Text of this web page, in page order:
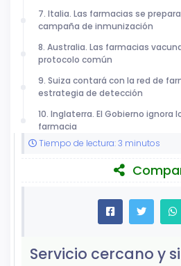
7. Italia. Las farmacias se
campaña de inmunización
8. Australia. Las farmacias
protocolo común
9. Suiza contará con la red de
estrategia de detección
10. Inglaterra. El Gobierno ignora
farmacia
Tiempo de lectura: 3 minutos
Servicio cercano y